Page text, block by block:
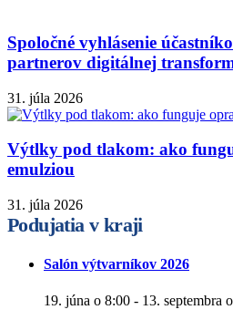
Spoločné vyhlásenie
partnerov digitálnej
31. júla 2026
Výtlky pod tlakom: ako
emulziou
31. júla 2026
Podujatia v kraji
Salón výtvarníkov 2026
19. júna o 8:00 - 13. septembra